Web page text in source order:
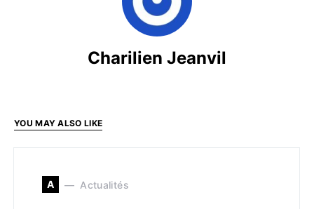
Charilien Jeanvil
YOU MAY ALSO LIKE
A Actualités